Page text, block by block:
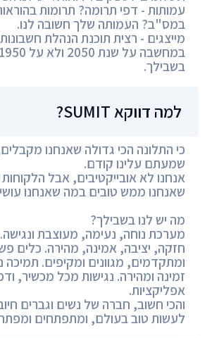
עמותות - דפי תרומה? תרומות
במס"ב? העמותה שלך חשובה לנו.
מייצגים - רצית תוכנת הנהלת
בשבילך.
למה דווקא SUMIT?
כי התלונה הכי גדולה שאנחנו
שמעתם עלינו קודם.
אנחנו לא אובייקטיבים, אבל
שאנחנו ממש טובים במה שאנחנו
מה יש לנו בשבילך?
מערכת נוחה, נעימה, מעוצבת ונגישה.
חזקה, יציבה, אמינה, מהירה. כלים
ומתקדמים, מגוונים ומקיפים. תמיכה
זמינה ומהירה. נגישות מכל מכשיר,
אפליקציות.
והכי חשוב, חברה של נשים וגברים
לעשות טוב בעולם, ומתפתחים